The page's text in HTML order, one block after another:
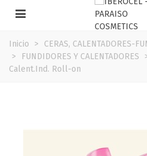
Inicio >
CERAS, CALENTADORES-
>
FUNDIDORES Y CALENTADORES
Calent.Ind. Roll-on